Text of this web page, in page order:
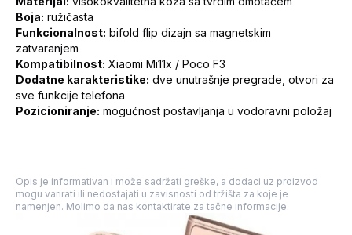
Boja: ružičasta
Funkcionalnost: bifold flip dizajn sa magnetskim
zatvaranjem
Kompatibilnost: Xiaomi Mi11x / Poco F3
Dodatne karakteristike: dve unutrašnje pregrade, otvori za
sve funkcije telefona
Pozicioniranje: mogućnost postavljanja u vodoravni položaj
Opis je informativan i može sadržati greške, a dodaci uz proizvod
mogu varirati ili nedostajati u zavisnosti od tržišta za koje je
namenjen. Molimo da nas kontaktirate za tačne informacije.